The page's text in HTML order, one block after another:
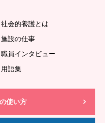
社会的養護とは
施設の仕事
職員インタビュー
用語集
使い方